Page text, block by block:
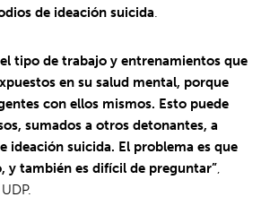
de ideación suicida
tipo de trabajo y entrenamientos que
en su salud mental, porque
con ellos mismos. Esto puede
sumados a otros detonantes, a
ideación suicida. El problema es que
y también es difícil de preguntar”